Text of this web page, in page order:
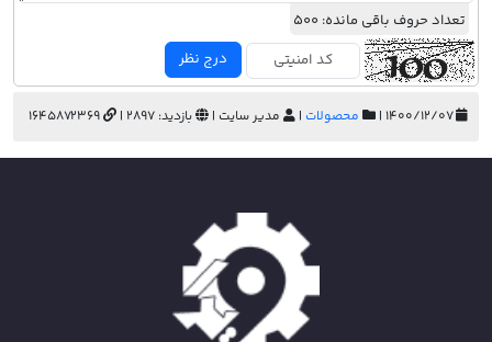
تعداد حروف باقی مانده: 500
درج نظر
۱۴۰۰/۱۲/۰۷ | محصولات | مدیر سایت | بازدید: 2897 | 1645872369